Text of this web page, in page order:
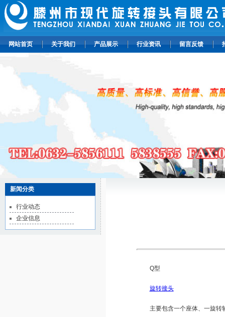
网站首页 关于我们 产品展示 行业资讯 留言反馈
新闻分类
行业动态
企业信息
Q型
旋转接头
主要包含一个座体、一旋